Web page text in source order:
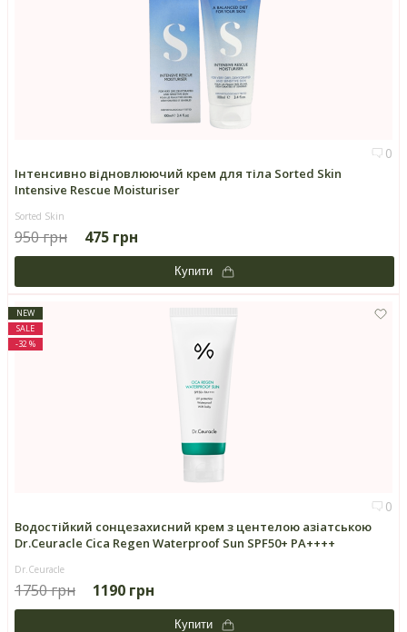
0
Інтенсивно відновлюючий крем для тіла Sorted Skin
Intensive Rescue Moisturiser
Sorted Skin
950 грн 475 грн
Купити
NEW
SALE
-32 %
0
Водостійкий сонцезахисний крем з центелою азіатською
Dr.Ceuracle Cica Regen Waterproof Sun SPF50+ PA++++
Dr.Ceuracle
1750 грн 1190 грн
Купити